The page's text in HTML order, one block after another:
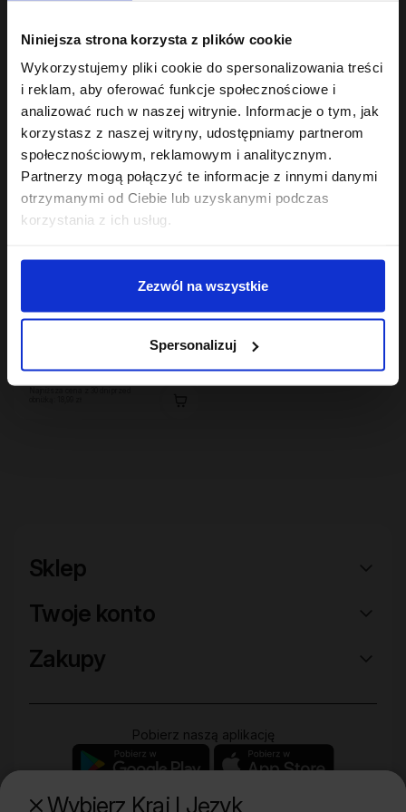
Niniejsza strona korzysta z plików cookie
Wykorzystujemy pliki cookie do spersonalizowania treści
i reklam, aby oferować funkcje społecznościowe i
analizować ruch w naszej witrynie. Informacje o tym, jak
korzystasz z naszej witryny, udostępniamy partnerom
społecznościowym, reklamowym i analitycznym.
Partnerzy mogą połączyć te informacje z innymi danymi
otrzymanymi od Ciebie lub uzyskanymi podczas
korzystania z ich usług.
Zezwól na wszystkie
Spersonalizuj
Wybierz Kraj I Język
Hair In Balance By ONLYBIO
Aktywator skrętu w
kremie 200ml
24,49 zł
Najniższa cena z 30 dni przed
obniżką: 24,49 zł
Hair In Balance By ONLYBIO
do stylizacji włosów
kręconych 200ml
7,29 zł
Najniższa cena z 30 dni przed
obniżką:24,49 zł
włosy od nasady 100ml
18,99 zł
Sklep
Twoje konto
Zakupy
Pobierz naszą aplikację